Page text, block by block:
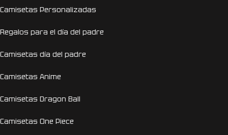
Camisetas Personalizadas
Regalos para el día del padre
Camisetas día del padre
Camisetas Anime
Camisetas Dragon Ball
Camisetas One Piece